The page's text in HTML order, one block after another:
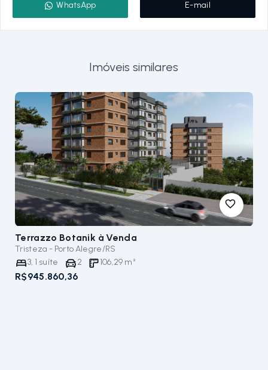
WhatsApp E-mail
Imóveis similares
Terrazzo Botanik à Venda
Tristeza - Porto Alegre/RS
3, 1 suíte 2 106,29 m²
R$945.860,36